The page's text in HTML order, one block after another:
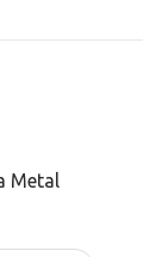
Metal